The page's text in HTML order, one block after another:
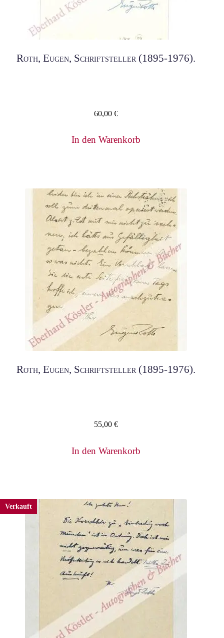
Roth, Eugen, Schriftsteller (1895-1976).
60,00 €
In den Warenkorb
Roth, Eugen, Schriftsteller (1895-1976).
55,00 €
In den Warenkorb
Verkauft